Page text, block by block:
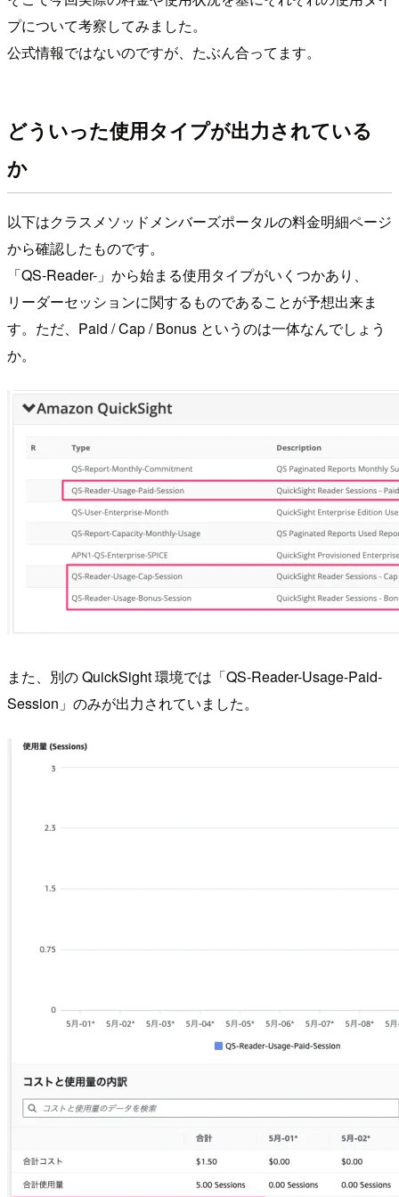
プについて考察してみました。
公式情報ではないのですが、たぶん合ってます。
どういった使用タイプが出力されている
か
以下はクラスメソッドメンバーズポータルの料金明細ページ
から確認したものです。
「QS-Reader-」から始まる使用タイプがいくつかあり、
リーダーセッションに関するものであることが予想出来ま
す。ただ、Paid / Cap / Bonus というのは一体なんでしょう
か。
また、別の QuickSight 環境では「QS-Reader-Usage-Paid-
Session」のみが出力されていました。